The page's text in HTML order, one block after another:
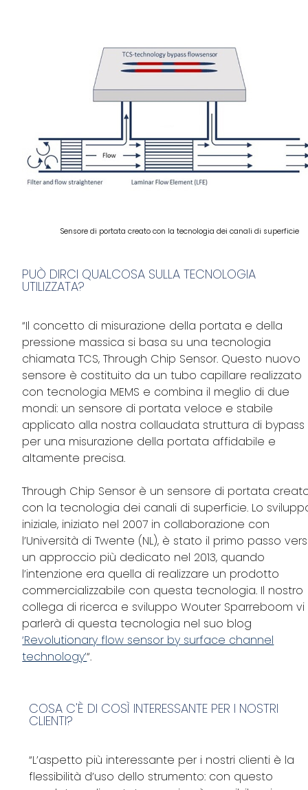
Sensore di portata creato con la tecnologia dei canali di superficie
PUÒ DIRCI QUALCOSA SULLA TECNOLOGIA
UTILIZZATA?
“Il concetto di misurazione della portata e della
pressione massica si basa su una tecnologia
chiamata TCS, Through Chip Sensor. Questo nuovo
sensore è costituito da un tubo capillare realizzato
con tecnologia MEMS e combina il meglio di due
mondi: un sensore di portata veloce e stabile
applicato alla nostra collaudata struttura di bypass
per una misurazione della portata affidabile e
altamente precisa.
Through Chip Sensor è un sensore di portata
con la tecnologia dei canali di superficie. Lo
iniziale, iniziato nel 2007 in collaborazione con
l’Università di Twente (NL), è stato il primo passo
un approccio più dedicato nel 2013, quando
l’intenzione era quella di realizzare un prodotto
commercializzabile con questa tecnologia. Il nostro
collega di ricerca e sviluppo Wouter Sparreboom vi
parlerà di questa tecnologia nel suo blog
‘Revolutionary flow sensor by surface channel
technology’“.
COSA C'È DI COSÌ INTERESSANTE PER I NOSTRI
CLIENTI?
“L’aspetto più interessante per i nostri clienti è la
flessibilità d’uso dello strumento: con questo